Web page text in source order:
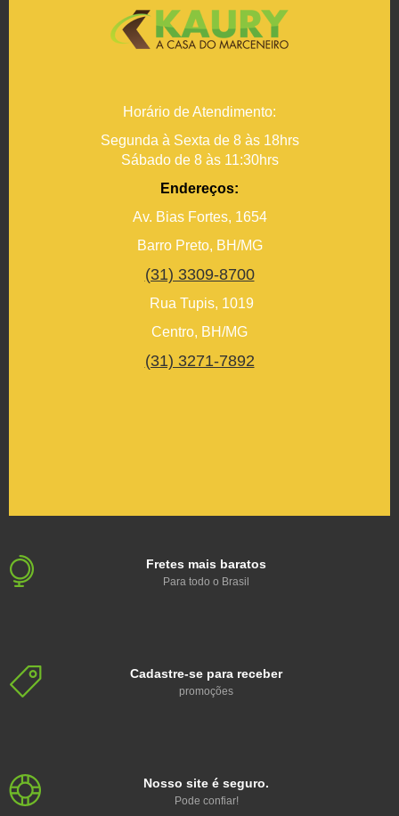
Horário de Atendimento:
Segunda à Sexta de 8 às 18hrs
Sábado de 8 às 11:30hrs
Endereços:
Av. Bias Fortes, 1654
Barro Preto, BH/MG
(31) 3309-8700
Rua Tupis, 1019
Centro, BH/MG
(31) 3271-7892
Fretes mais baratos
Para todo o Brasil
Cadastre-se para receber
promoções
Nosso site é seguro.
Pode confiar!